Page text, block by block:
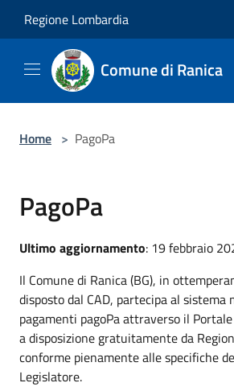
Regione Lombardia
Comune di Ranica
Home > PagoPa
PagoPa
Ultimo aggiornamento: 19 febbraio
Il Comune di Ranica (BG), in
disposto dal CAD, partecipa al sistema
pagamenti pagoPa attraverso il
a disposizione gratuitamente da
conforme pienamente alle specifiche
Legislatore.